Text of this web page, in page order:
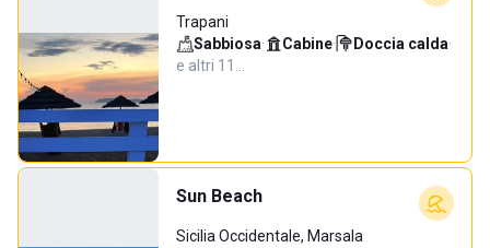
Trapani
Sabbiosa· Cabine· Doccia calda·
e altri 11…
Sun Beach
Sicilia Occidentale, Marsala